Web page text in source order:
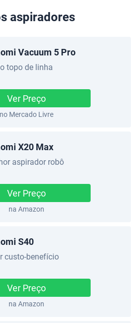
aspiradores
Vacuum 5 Pro
topo de linha
Ver Preço
no Mercado Livre
X20 Max
aspirador robô
Ver Preço
na Amazon
S40
custo-benefício
Ver Preço
na Amazon